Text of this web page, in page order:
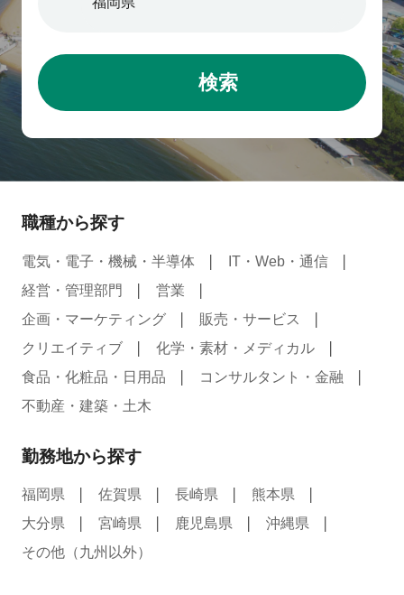
検索
職種から探す
電気・電子・機械・半導体
IT・Web・通信
経営・管理部門
営業
企画・マーケティング
販売・サービス
クリエイティブ
化学・素材・メディカル
食品・化粧品・日用品
コンサルタント・金融
不動産・建築・土木
勤務地から探す
福岡県 佐賀県 長崎県
熊本県
大分県
宮崎県 鹿児島県
沖縄県
その他（九州以外）